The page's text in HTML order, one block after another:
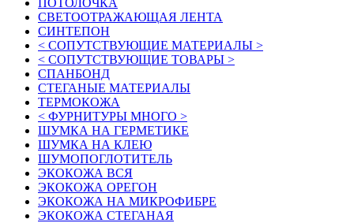
ПОТОЛОЧКА
СВЕТООТРАЖАЮЩАЯ ЛЕНТА
СИНТЕПОН
< СОПУТСТВУЮЩИЕ МАТЕРИАЛЫ >
< СОПУТСТВУЮЩИЕ ТОВАРЫ >
СПАНБОНД
СТЕГАНЫЕ МАТЕРИАЛЫ
ТЕРМОКОЖА
< ФУРНИТУРЫ МНОГО >
ШУМКА НА ГЕРМЕТИКЕ
ШУМКА НА КЛЕЮ
ШУМОПОГЛОТИТЕЛЬ
ЭКОКОЖА ВСЯ
ЭКОКОЖА ОРЕГОН
ЭКОКОЖА НА МИКРОФИБРЕ
ЭКОКОЖА СТЕГАНАЯ